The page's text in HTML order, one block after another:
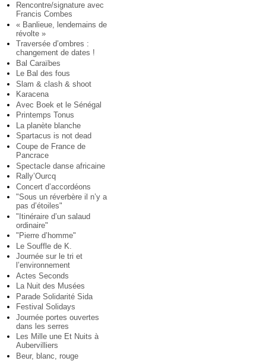
Rencontre/signature avec
Francis Combes
« Banlieue, lendemains de
révolte »
Traversée d’ombres :
changement de dates !
Bal Caraïbes
Le Bal des fous
Slam & clash & shoot
Karacena
Avec Boek et le Sénégal
Printemps Tonus
La planète blanche
Spartacus is not dead
Coupe de France de
Pancrace
Spectacle danse africaine
Rally’Ourcq
Concert d’accordéons
"Sous un réverbère il n’y a
pas d’étoiles"
"Itinéraire d’un salaud
ordinaire"
"Pierre d’homme"
Le Souffle de K.
Journée sur le tri et
l’environnement
Actes Seconds
La Nuit des Musées
Parade Solidarité Sida
Festival Solidays
Journée portes ouvertes
dans les serres
Les Mille une Et Nuits à
Aubervilliers
Beur, blanc, rouge